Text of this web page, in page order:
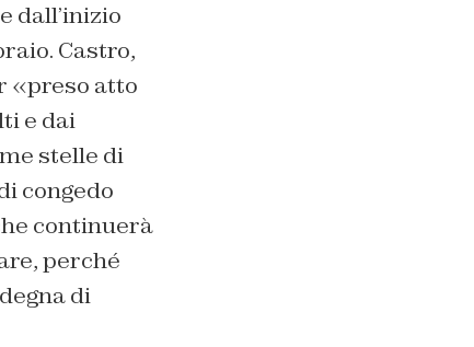
dall’inizio
Castro,
«preso atto
e dai
stelle di
congedo
continuerà
perché
di